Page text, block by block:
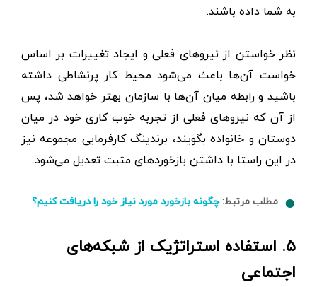
به شما داده باشند.
نظر خواستن از نیروهای فعلی و ایجاد تغییرات بر اساس
خواست آن‌ها باعث می‌شود محیط کار پرنشاطی داشته
باشید و رابطه میان آن‌ها با سازمان بهتر خواهد شد، پس
از آن که نیروهای فعلی از تجربه خوب کاری خود در میان
دوستان و خانواده بگویند، برندینگ کارفرمایی مجموعه نیز
در این راستا با داشتن بازخوردهای مثبت تعدیل می‌شود.
مطلب مرتبط:چگونه بازخورد مورد نیاز خود را دریافت کنیم؟
۵. استفاده استراتژیک از شبکه‌های
اجتماعی